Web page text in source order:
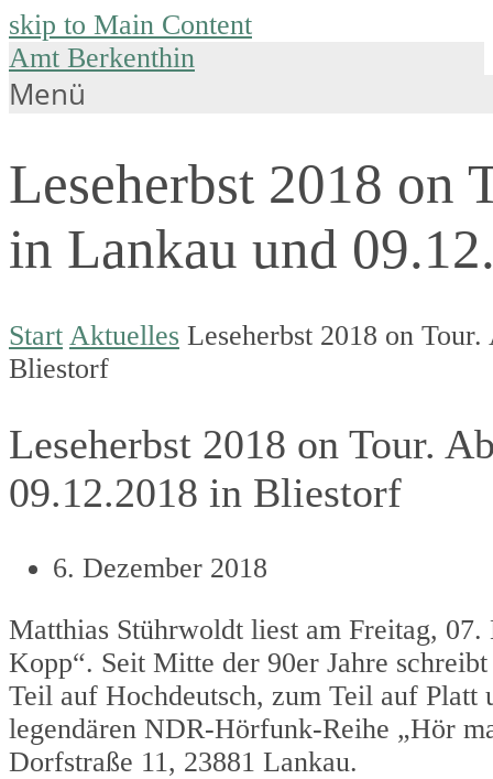
skip to Main Content
Amt Berkenthin
Menü
Leseherbst 2018 on
in Lankau und
Start Aktuelles Leseherbst 2018 on
Bliestorf
Leseherbst 2018 on Tour.
09.12.2018 in Bliestorf
6. Dezember 2018
Matthias Stührwoldt liest am Freitag,
Kopp“. Seit Mitte der 90er Jahre
Teil auf Hochdeutsch, zum Teil auf Platt
legendären NDR-Hörfunk-Reihe „Hör
Dorfstraße 11, 23881 Lankau.